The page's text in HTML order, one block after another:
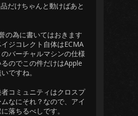
だけちゃんと動けばあと
の為に書いてはおきます
ジコレクト自体はECMA
バーチャルマシンの仕様
のでこの件だけはApple
ですね。
コミュニティはクロスプ
なにそれ？なので、アイ
落ちるべしです。